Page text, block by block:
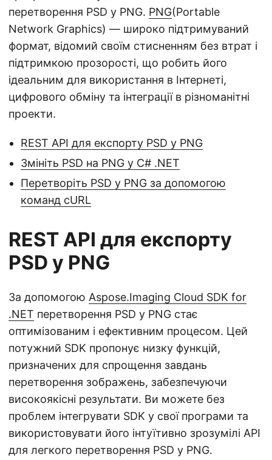
перетворення PSD у PNG. PNG(Portable
Network Graphics) — широко підтримуваний
формат, відомий своїм стисненням без втрат і
підтримкою прозорості, що робить його
ідеальним для використання в Інтернеті,
цифрового обміну та інтеграції в різноманітні
проекти.
REST API для експорту PSD у PNG
Змініть PSD на PNG у C# .NET
Перетворіть PSD у PNG за допомогою
команд cURL
REST API для експорту
PSD у PNG
За допомогою Aspose.Imaging Cloud SDK for
.NET перетворення PSD у PNG стає
оптимізованим і ефективним процесом. Цей
потужний SDK пропонує низку функцій,
призначених для спрощення завдань
перетворення зображень, забезпечуючи
високоякісні результати. Ви можете без
проблем інтегрувати SDK у свої програми та
використовувати його інтуїтивно зрозумілі API
для легкого перетворення PSD у PNG.